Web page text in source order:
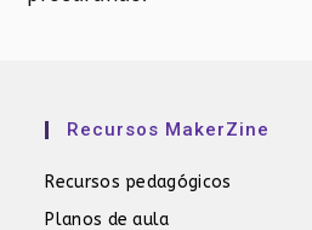
Recursos MakerZine
Recursos pedagógicos
Planos de aula